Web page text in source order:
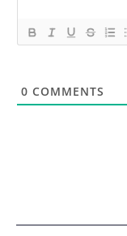
0 COMMENTS